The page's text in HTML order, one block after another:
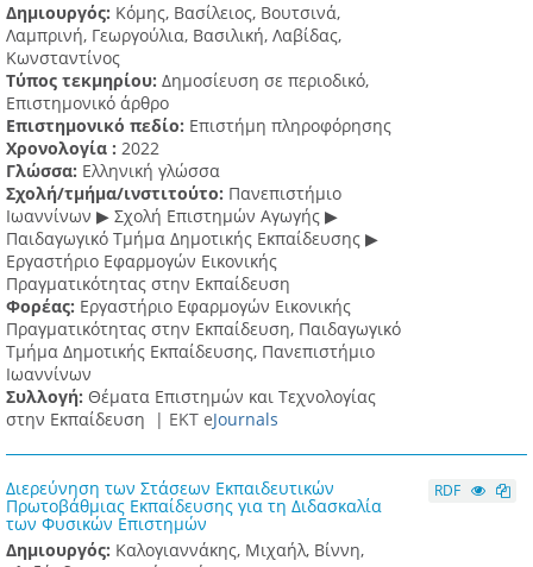
Δημιουργός: Κόμης, Βασίλειος, Βουτσινά,
Λαμπρινή, Γεωργούλια, Βασιλική, Λαβίδας,
Κωνσταντίνος
Τύπος τεκμηρίου: Δημοσίευση σε περιοδικό,
Επιστημονικό άρθρο
Επιστημονικό πεδίο: Επιστήμη πληροφόρησης
Χρονολογία : 2022
Γλώσσα: Ελληνική γλώσσα
Σχολή/τμήμα/ινστιτούτο: Πανεπιστήμιο
Ιωαννίνων ▶ Σχολή Επιστημών Αγωγής ▶
Παιδαγωγικό Τμήμα Δημοτικής Εκπαίδευσης ▶
Eργαστήριο Εφαρμογών Eικονικής
Πραγματικότητας στην Εκπαίδευση
Φορέας: Εργαστήριο Εφαρμογών Εικονικής
Πραγματικότητας στην Εκπαίδευση, Παιδαγωγικό
Τμήμα Δημοτικής Εκπαίδευσης, Πανεπιστήμιο
Ιωαννίνων
Συλλογή: Θέματα Επιστημών και Τεχνολογίας
στην Εκπαίδευση | ΕΚΤ eJournals
Διερεύνηση των Στάσεων Εκπαιδευτικών
Πρωτοβάθμιας Εκπαίδευσης για τη Διδασκαλία
των Φυσικών Επιστημών
Δημιουργός: Καλογιαννάκης, Μιχαήλ, Βίννη,
RDF